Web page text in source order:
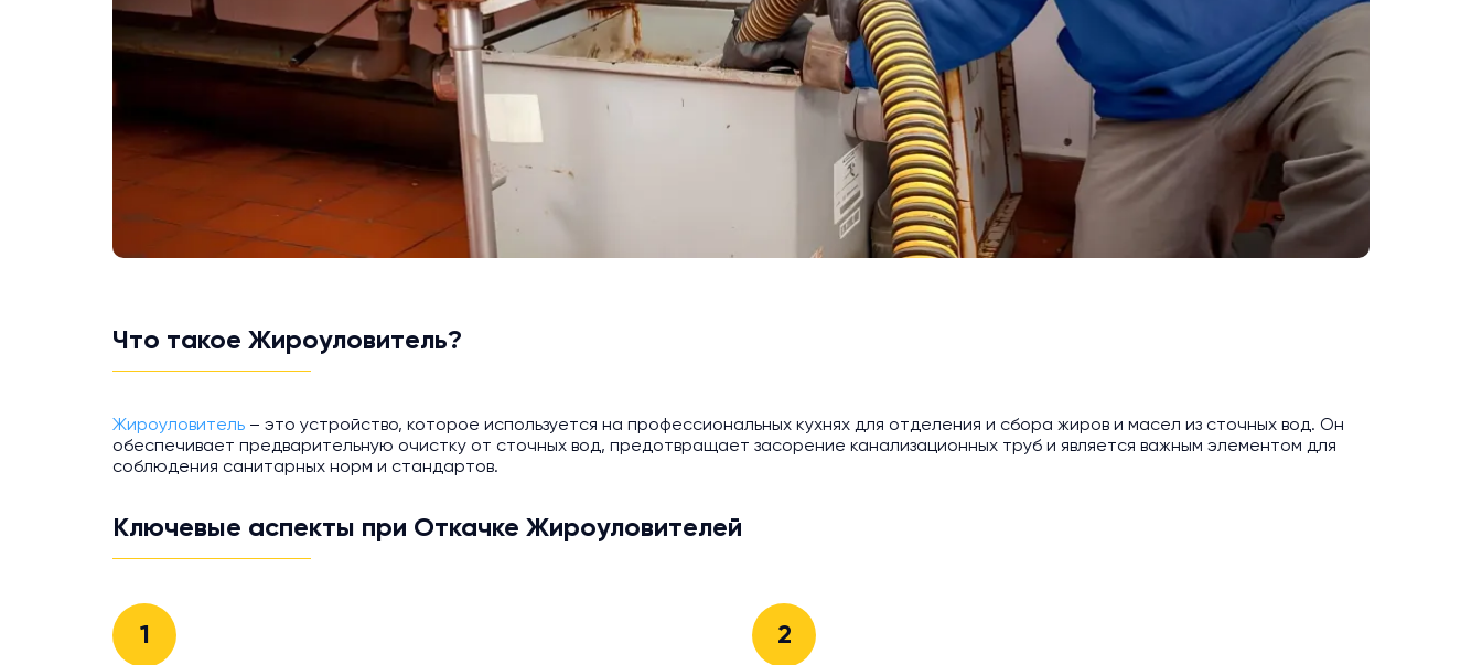
Что такое Жироуловитель?
Жироуловитель – это устройство, которое используется на профессиональных кухнях для отделения и сбора жиров и масел из сточных вод. Он
обеспечивает предварительную очистку от сточных вод, предотвращает засорение канализационных труб и является важным элементом для
соблюдения санитарных норм и стандартов.
Ключевые аспекты при Откачке Жироуловителей
1 2